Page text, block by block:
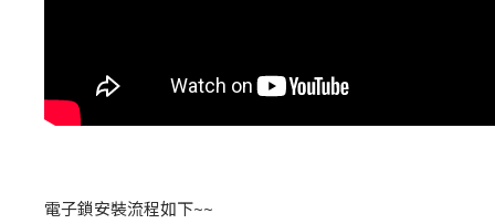
電子鎖安裝流程如下~~